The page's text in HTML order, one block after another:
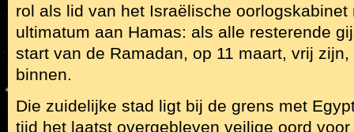
rol als lid van het Israëlische oorlogskabinet
ultimatum aan Hamas: als alle resterende
start van de Ramadan, op 11 maart, vrij
binnen.
Die zuidelijke stad ligt bij de grens met
tijd het laatst overgebleven veilige oord